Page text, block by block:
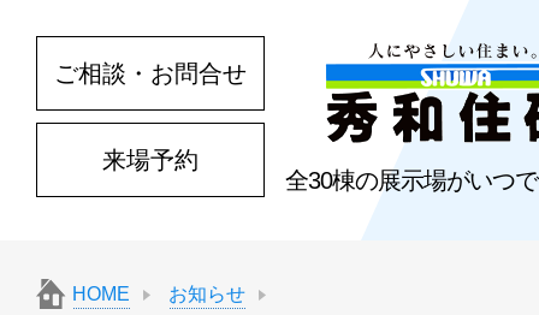
全30棟の展示場がいつ
ご相談・お問合せ
来場予約
HOME お知らせ